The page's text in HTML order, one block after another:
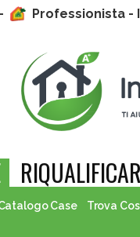
Professionista -
Case Trova